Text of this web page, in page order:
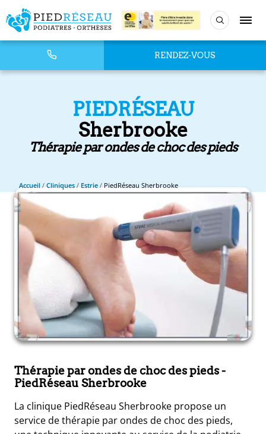
RENDEZ-VOUS
PIEDRÉSEAU
Sherbrooke
Thérapie par ondes de choc des pieds
Accueil/Cliniques/Estrie/PiedRéseau Sherbrooke
Thérapie par ondes de choc des pieds-
PiedRéseau Sherbrooke
La clinique PiedRéseau Sherbrooke propose un
service de thérapie par ondes de choc des pieds,